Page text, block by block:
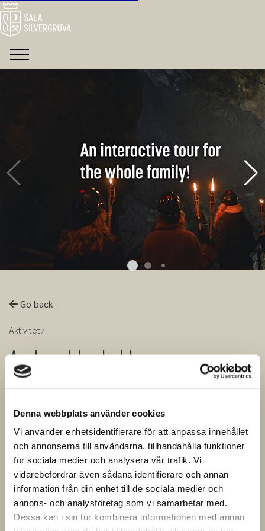
Denna webbplats använder cookies
Vi använder enhetsidentifierare för att anpassa innehållet
och annonserna till användarna, tillhandahålla funktioner
för sociala medier och analysera vår trafik. Vi
vidarebefordrar även sådana identifierare och annan
information från din enhet till de sociala medier och
annons- och analysföretag som vi samarbetar med.
Dessa kan i sin tur kombinera informationen med annan
Go back
Aktivitet
And suddenly I became a
miner! - How hard can it be?
(guided tour in english)
Quite difficult actually. Join us on a
guided journey through time where we
spend 90 minutes going 60 meters down
into the depths of the mine via 370